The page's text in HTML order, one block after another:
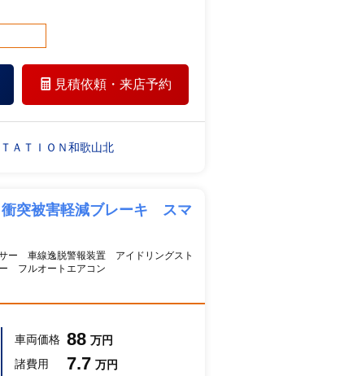
見積依頼・ 来店予約
ＡＴＩＯＮ和歌山北
突被害軽減ブレーキ スマ
ー 車線逸脱警報装置 アイドリングスト
フルオートエアコン
車両価格 88 万円
諸費用
7.7 万円